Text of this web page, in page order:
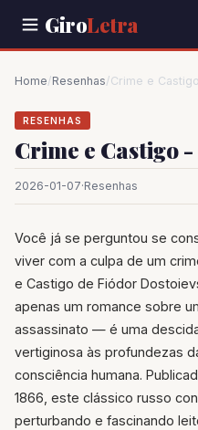
GiroLetra
Home/Resenhas/Crime e
RESENHAS
Crime e Castigo
2026-01-07·Resenhas
Você já se perguntou se
viver com a culpa de um
e Castigo de Fiódor
apenas um romance sobre
assassinato — é uma
vertiginosa às profundezas
consciência humana.
1866, este clássico russo
perturbando e fascinando